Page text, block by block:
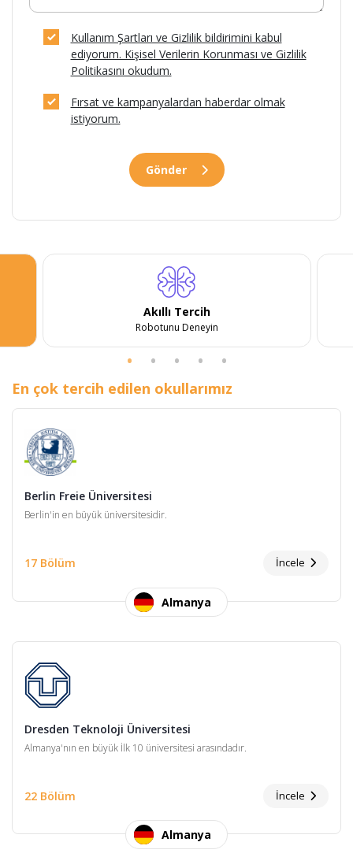
Kullanım Şartları ve Gizlilik bildirimini kabul
ediyorum. Kişisel Verilerin Korunması ve Gizlilik
Politikasını okudum.
Fırsat ve kampanyalardan haberdar olmak
istiyorum.
Gönder
Akıllı Tercih
Robotunu Deneyin
En çok tercih edilen okullarımız
Berlin Freie Üniversitesi
Berlin'in en büyük üniversitesidir.
17 Bölüm İncele
Almanya
Dresden Teknoloji Üniversitesi
Almanya'nın en büyük İlk 10 üniversitesi arasındadır.
22 Bölüm İncele
Almanya